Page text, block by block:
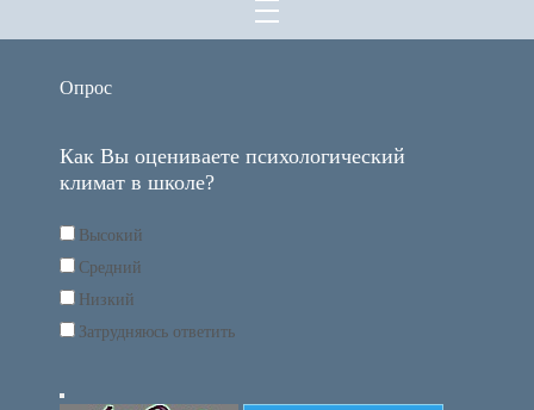
Опрос
Как Вы оцениваете психологический
климат в школе?
Высокий
Средний
Низкий
Затрудняюсь ответить